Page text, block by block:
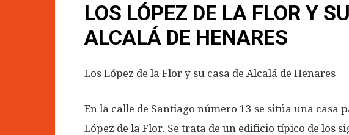
LOS LÓPEZ DE LA FLOR Y
ALCALÁ DE HENARES
Los López de la Flor y su casa de Alcalá de Henares
En la calle de Santiago número 13 se sitúa una casa
López de la Flor. Se trata de un edificio típico de los